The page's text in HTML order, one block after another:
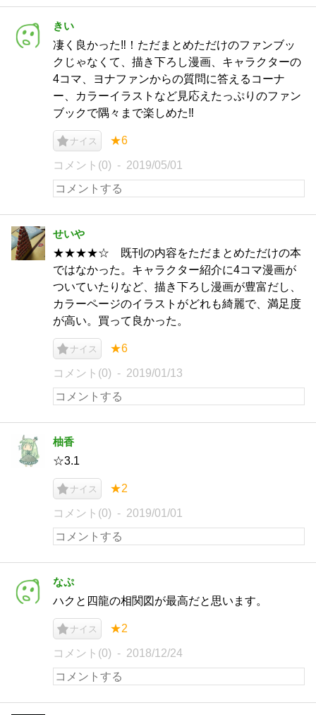
きい
凄く良かった‼︎！ただまとめただけのファンブッ
クじゃなくて、描き下ろし漫画、キャラクターの
4コマ、ヨナファンからの質問に答えるコーナ
ー、カラーイラストなど見応えたっぷりのファン
ブックで隅々まで楽しめた‼︎
ナイス ★6
コメント(0) 2019/05/01
せいや
★★★★☆ 既刊の内容をただまとめただけの本
ではなかった。キャラクター紹介に4コマ漫画が
ついていたりなど、描き下ろし漫画が豊富だし、
カラーページのイラストがどれも綺麗で、満足度
が高い。買って良かった。
ナイス ★6
コメント(0) 2019/01/13
柚香
☆3.1
ナイス ★2
コメント(0) 2019/01/01
なぷ
ハクと四龍の相関図が最高だと思います。
ナイス ★2
コメント(0) 2018/12/24